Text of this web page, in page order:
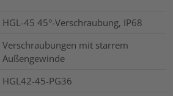
HGL-45 45°-Verschraubung, IP68
Verschraubungen mit starrem
Außengewinde
HGL42-45-PG36